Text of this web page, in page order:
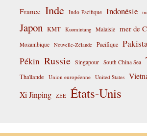
France Inde Indo-Pacifique Indonésie
Japon KMT Kuomintang Malaisie mer de
Mozambique Nouvelle-Zélande Pacifique
Pékin Russie Singapour South China Sea
Thaïlande Union européenne United States
Xi Jinping ZEE États-Unis